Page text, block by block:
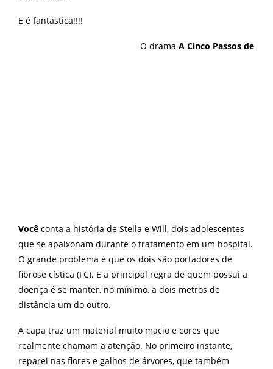
E é fantástica!!!!
O drama A Cinco Passos de
Você conta a história de Stella e Will, dois adolescentes
que se apaixonam durante o tratamento em um hospital.
O grande problema é que os dois são portadores de
fibrose cística (FC). E a principal regra de quem possui a
doença é se manter, no mínimo, a dois metros de
distância um do outro.
A capa traz um material muito macio e cores que
realmente chamam a atenção. No primeiro instante,
reparei nas flores e galhos de árvores, que também